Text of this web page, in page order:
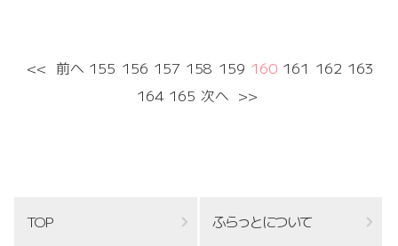
<< 前へ 155 156 157 158 159 160 161 162 163
164 165 次へ >>
TOP ふらっとについて